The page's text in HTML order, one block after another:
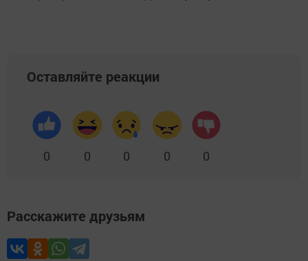
Оставляйте реакции
0 0 0 0 0
Расскажите друзьям